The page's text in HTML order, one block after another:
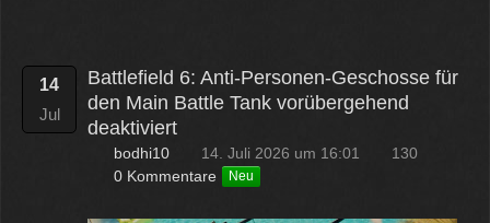
14
Jul
Battlefield 6: Anti-Personen-Geschosse für
den Main Battle Tank vorübergehend
deaktiviert
bodhi10 14. Juli 2026 um 16:01
130
0 Kommentare
Neu